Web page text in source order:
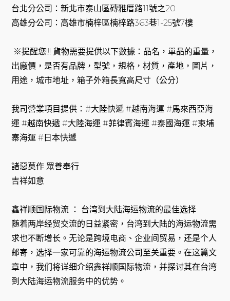
台北分公司：新北市泰山區磚雅厝路11號之20
高雄分公司：高雄市楠梓區楠梓路363巷1-25號7樓
※提醒您!!! 貨物需要提供以下數據：品名，單品的重量，
出廠價，是否有品牌，型號，規格，材質，產地，圖片，
用途，城市地址，箱子外箱長寬高尺寸（公分）
我司營業項目提供：#大陸快遞 #越南海運 #馬來西亞海
運 #越南快遞 #大陸海運 #菲律賓海運 #泰國海運 #柬埔
寨海運 #日本快遞
諸惡莫作 眾善奉行
吉祥如意
鑫祥顺国际物流 ： 台湾到大陆海运物流的最佳选择
随着两岸经贸交流的日益紧密，台湾到大陆的海运物流需
求也不断增长。无论是跨境电商、企业间贸易，还是个人
邮寄，选择一家可靠的海运物流公司至关重要。在这篇文
章中，我们将详细介绍鑫祥顺国际物流，并探讨其在台湾
到大陆海运物流服务中的优势。